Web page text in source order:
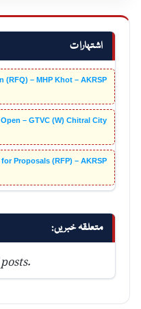
اشتہارات
(RFQ) – MHP Khot – AKRSP
– GTVC (W) Chitral City
for Proposals (RFP) – AKRSP
متعلقہ خبریں: